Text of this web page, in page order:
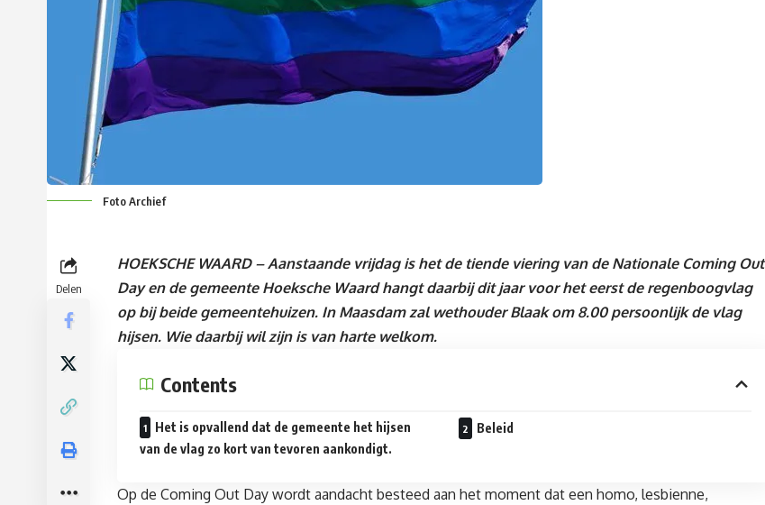
Foto Archief
Delen
HOEKSCHE WAARD – Aanstaande vrijdag is het de tiende viering van de Nationale Coming Out
Day en de gemeente Hoeksche Waard hangt daarbij dit jaar voor het eerst de regenboogvlag
op bij beide gemeentehuizen. In Maasdam zal wethouder Blaak om 8.00 persoonlijk de vlag
hijsen. Wie daarbij wil zijn is van harte welkom.
Contents
Het is opvallend dat de gemeente het hijsen
van de vlag zo kort van tevoren aankondigt.
Beleid
Op de Coming Out Day wordt aandacht besteed aan het moment dat een homo, lesbienne,